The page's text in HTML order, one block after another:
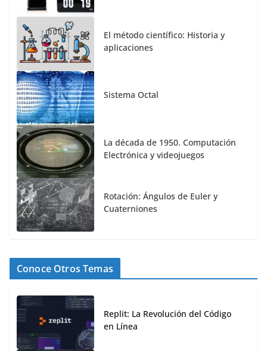
El método científico: Historia y
aplicaciones
Sistema Octal
La década de 1950. Computación
Electrónica y videojuegos
Rotación: Ángulos de Euler y
Cuaterniones
Conoce Otros Temas
Replit: La Revolución del Código
en Línea